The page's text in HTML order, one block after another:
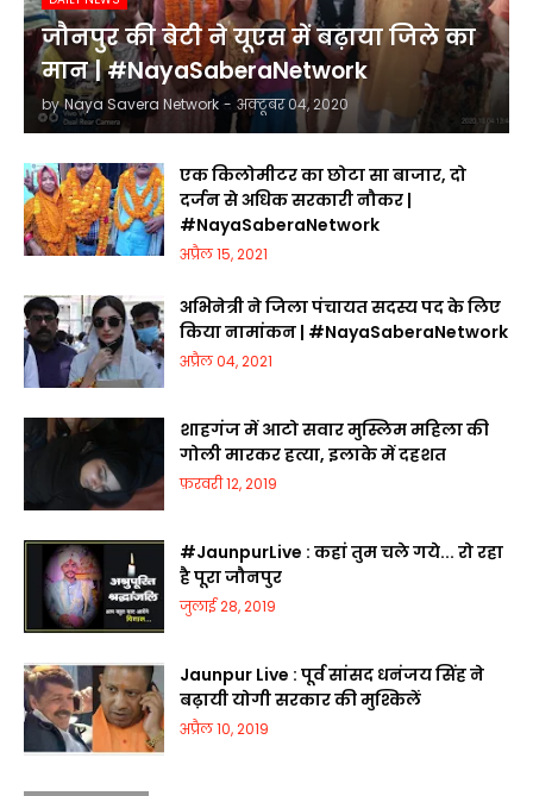
जौनपुर की बेटी ने यूएस में बढ़ाया जिले का
मान | #NayaSaberaNetwork
by Naya Savera Network - अक्टूबर 04, 2020
एक किलोमीटर का छोटा सा बाजार, दो
दर्जन से अधिक सरकारी नौकर |
#NayaSaberaNetwork
अप्रैल 15, 2021
अभिनेत्री ने जिला पंचायत सदस्य पद के लिए
किया नामांकन | #NayaSaberaNetwork
अप्रैल 04, 2021
शाहगंज में आटो सवार मुस्लिम महिला की
गोली मारकर हत्या, इलाके में दहशत
फ़रवरी 12, 2019
#JaunpurLive : कहां तुम चले गये... रो रहा
है पूरा जौनपुर
जुलाई 28, 2019
Jaunpur Live : पूर्व सांसद धनंजय सिंह ने
बढ़ायी योगी सरकार की मुश्किलें
अप्रैल 10, 2019